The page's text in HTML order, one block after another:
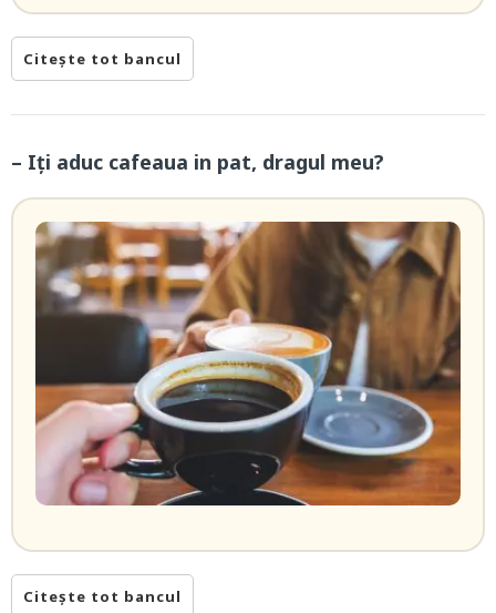
Citește tot bancul
– Iți aduc cafeaua in pat, dragul meu?
Citește tot bancul